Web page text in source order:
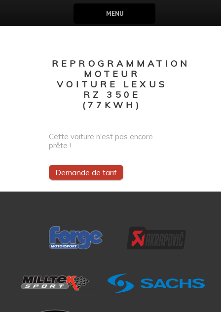
MENU
REPROGRAMMATION
MOTEUR
VOITURE LEXUS
RZ 350E
(77KWH)
Cette voiture n'est pas encore
prête !
Demande de tarif